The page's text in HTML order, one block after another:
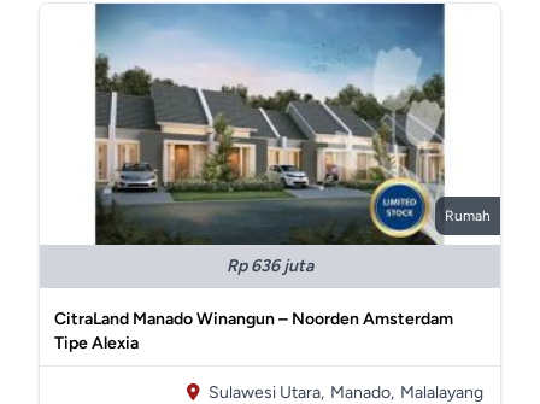
Rumah
Rp 636 juta
CitraLand Manado Winangun – Noorden Amsterdam
Tipe Alexia
Sulawesi Utara, Manado, Malalayang